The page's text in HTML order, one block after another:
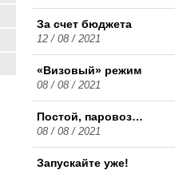
За счет бюджета
12 / 08 / 2021
«Визовый» режим
08 / 08 / 2021
Постой, паровоз…
08 / 08 / 2021
Запускайте уже!